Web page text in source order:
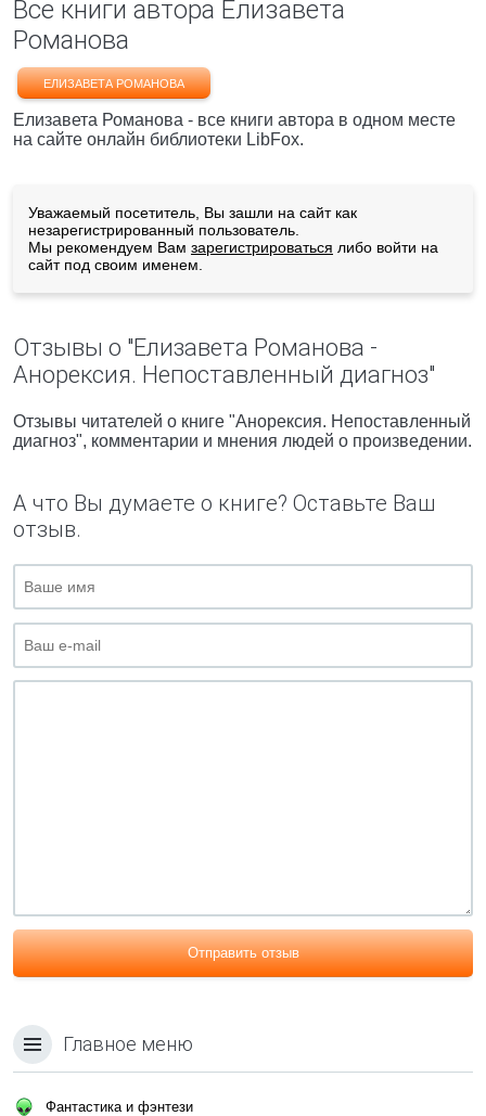
Все книги автора Елизавета
Романова
ЕЛИЗАВЕТА РОМАНОВА
Елизавета Романова - все книги автора в одном месте
на сайте онлайн библиотеки LibFox.
Уважаемый посетитель, Вы зашли на сайт как
незарегистрированный пользователь.
Мы рекомендуем Вам зарегистрироваться либо войти на
сайт под своим именем.
Отзывы о "Елизавета Романова -
Анорексия. Непоставленный диагноз"
Отзывы читателей о книге "Анорексия. Непоставленный
диагноз", комментарии и мнения людей о произведении.
А что Вы думаете о книге? Оставьте Ваш
отзыв.
Отправить отзыв
Главное меню
Фантастика и фэнтези